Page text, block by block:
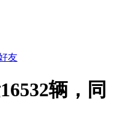
友
辆，同